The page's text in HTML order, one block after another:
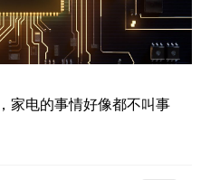
家电的事情好像都不叫事